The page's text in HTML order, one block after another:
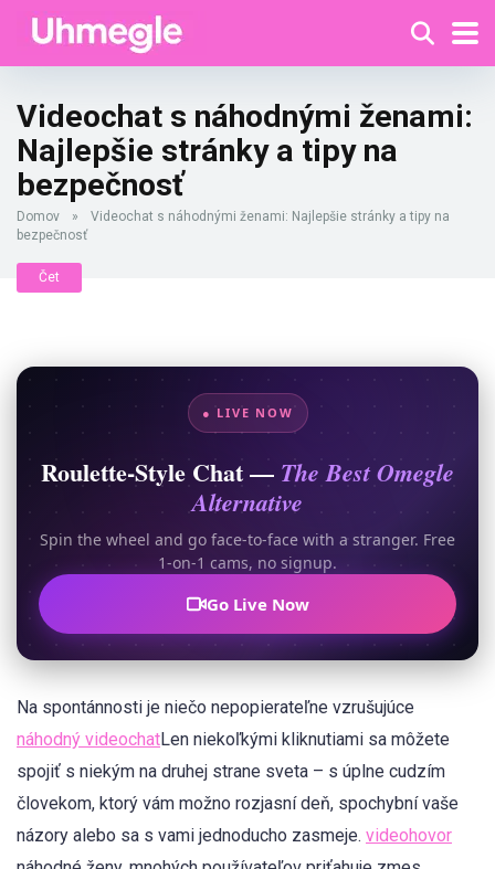
Videochat s náhodnými ženami:
Najlepšie stránky a tipy na
bezpečnosť
Domov »
Videochat s náhodnými ženami: Najlepšie stránky a tipy na
bezpečnosť
Čet
● LIVE NOW
Roulette-Style Chat — The Best Omegle
Alternative
Spin the wheel and go face-to-face with a stranger. Free
1-on-1 cams, no signup.
Go Live Now
Na spontánnosti je niečo nepopierateľne vzrušujúce
náhodný videochatLen niekoľkými kliknutiami sa môžete
spojiť s niekým na druhej strane sveta – s úplne cudzím
človekom, ktorý vám možno rozjasní deň, spochybní vaše
názory alebo sa s vami jednoducho zasmeje. videohovor